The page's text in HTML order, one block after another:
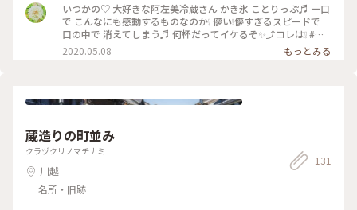
いつかの♡ 大好きな阿左美冷蔵さん かき氷 ことりっぷ♬ 一口
で こんなにも感動するものなのか❕ 儚い❕儚すぎるスピードで
口の中で 消えてしまう♬ 何杯だってイケるぞ✨⤴︎コレは❕ #旅
の思い出 #かき氷 #ありがとう #感動した❕ また いつか♡ また
行きたいナ♡
2020.05.08 もっとみる
蔵造りの町並み
クラヅクリノマチナミ
川越
名所・旧跡
131